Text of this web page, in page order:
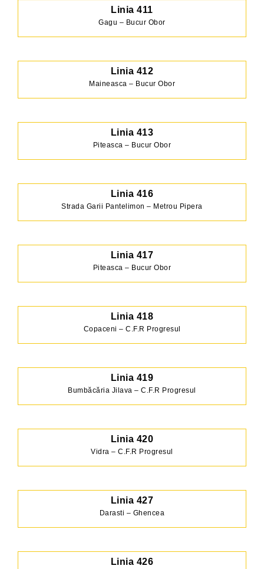
Linia 411
Gagu – Bucur Obor
Linia 412
Maineasca – Bucur Obor
Linia 413
Piteasca – Bucur Obor
Linia 416
Strada Garii Pantelimon – Metrou Pipera
Linia 417
Piteasca – Bucur Obor
Linia 418
Copaceni – C.F.R Progresul
Linia 419
Bumbăcăria Jilava – C.F.R Progresul
Linia 420
Vidra – C.F.R Progresul
Linia 427
Darasti – Ghencea
Linia 426